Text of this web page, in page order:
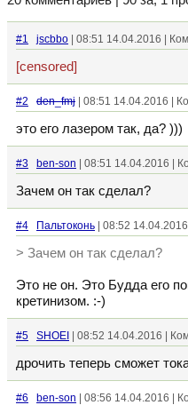
#1 jscbbo | 08:51 14.04.2016 |
[censored]
#2 den_fmj | 08:51 14.04.2016 |
это его лазером так, да? )))
#3 ben-son | 08:51 14.04.2016 |
Зачем он так сделал?
#4 Пальтоконь | 08:52
> Зачем он так сделал?
Это не он. Это Будда его
кретинизом. :-)
#5 SHOEI | 08:52 14.04.2016 |
дрочить теперь сможет
#6 ben-son | 08:56 14.04.2016 |